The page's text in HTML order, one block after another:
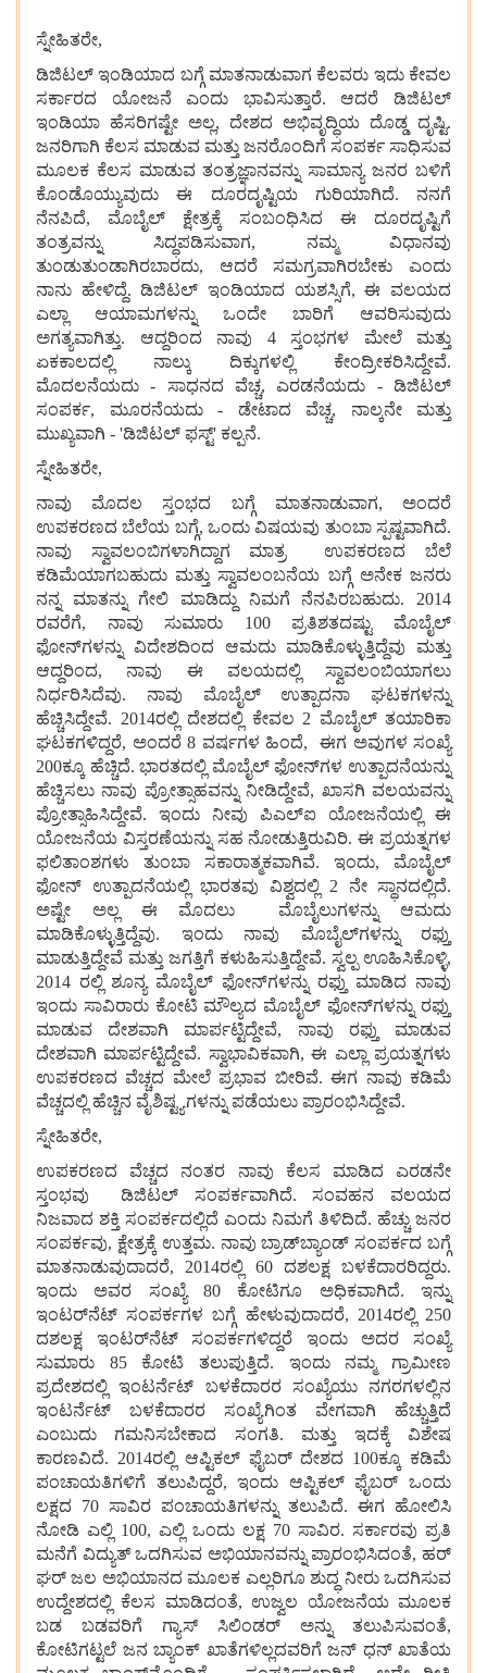
ಸ್ನೇಹಿತರೇ,
ಡಿಜಿಟಲ್ ಇಂಡಿಯಾದ ಬಗ್ಗೆ ಮಾತನಾಡುವಾಗ ಕೆಲವರು ಇದು ಕೇವಲ
ಸರ್ಕಾರದ ಯೋಜನೆ ಎಂದು ಭಾವಿಸುತ್ತಾರೆ. ಆದರೆ ಡಿಜಿಟಲ್
ಇಂಡಿಯಾ ಹೆಸರಿಗಷ್ಟೇ ಅಲ್ಲ, ದೇಶದ ಅಭಿವೃದ್ಧಿಯ ದೊಡ್ಡ ದೃಷ್ಟಿ.
ಜನರಿಗಾಗಿ ಕೆಲಸ ಮಾಡುವ ಮತ್ತು ಜನರೊಂದಿಗೆ ಸಂಪರ್ಕ ಸಾಧಿಸುವ
ಮೂಲಕ ಕೆಲಸ ಮಾಡುವ ತಂತ್ರಜ್ಞಾನವನ್ನು ಸಾಮಾನ್ಯ ಜನರ ಬಳಿಗೆ
ಕೊಂಡೊಯ್ಯುವುದು ಈ ದೂರದೃಷ್ಟಿಯ ಗುರಿಯಾಗಿದೆ. ನನಗೆ
ನೆನಪಿದೆ, ಮೊಬೈಲ್ ಕ್ಷೇತ್ರಕ್ಕೆ ಸಂಬಂಧಿಸಿದ ಈ ದೂರದೃಷ್ಟಿಗೆ
ತಂತ್ರವನ್ನು ಸಿದ್ಧಪಡಿಸುವಾಗ, ನಮ್ಮ ವಿಧಾನವು
ತುಂಡುತುಂಡಾಗಿರಬಾರದು, ಆದರೆ ಸಮಗ್ರವಾಗಿರಬೇಕು ಎಂದು
ನಾನು ಹೇಳಿದ್ದೆ. ಡಿಜಿಟಲ್ ಇಂಡಿಯಾದ ಯಶಸ್ಸಿಗೆ, ಈ ವಲಯದ
ಎಲ್ಲಾ ಆಯಾಮಗಳನ್ನು ಒಂದೇ ಬಾರಿಗೆ ಆವರಿಸುವುದು
ಅಗತ್ಯವಾಗಿತ್ತು. ಆದ್ದರಿಂದ ನಾವು 4 ಸ್ತಂಭಗಳ ಮೇಲೆ ಮತ್ತು
ಏಕಕಾಲದಲ್ಲಿ ನಾಲ್ಕು ದಿಕ್ಕುಗಳಲ್ಲಿ ಕೇಂದ್ರೀಕರಿಸಿದ್ದೇವೆ.
ಮೊದಲನೆಯದು - ಸಾಧನದ ವೆಚ್ಚ, ಎರಡನೆಯದು - ಡಿಜಿಟಲ್
ಸಂಪರ್ಕ, ಮೂರನೆಯದು - ಡೇಟಾದ ವೆಚ್ಚ, ನಾಲ್ಕನೇ ಮತ್ತು
ಮುಖ್ಯವಾಗಿ - 'ಡಿಜಿಟಲ್ ಫಸ್ಟ್' ಕಲ್ಪನೆ.
ಸ್ನೇಹಿತರೇ,
ನಾವು ಮೊದಲ ಸ್ತಂಭದ ಬಗ್ಗೆ ಮಾತನಾಡುವಾಗ, ಅಂದರೆ
ಉಪಕರಣದ ಬೆಲೆಯ ಬಗ್ಗೆ, ಒಂದು ವಿಷಯವು ತುಂಬಾ ಸ್ಪಷ್ಟವಾಗಿದೆ.
ನಾವು ಸ್ವಾವಲಂಬಿಗಳಾಗಿದ್ದಾಗ ಮಾತ್ರ ಉಪಕರಣದ ಬೆಲೆ
ಕಡಿಮೆಯಾಗಬಹುದು ಮತ್ತು ಸ್ವಾವಲಂಬನೆಯ ಬಗ್ಗೆ ಅನೇಕ ಜನರು
ನನ್ನ ಮಾತನ್ನು ಗೇಲಿ ಮಾಡಿದ್ದು ನಿಮಗೆ ನೆನಪಿರಬಹುದು. 2014
ರವರೆಗೆ, ನಾವು ಸುಮಾರು 100 ಪ್ರತಿಶತದಷ್ಟು ಮೊಬೈಲ್
ಫೋನ್‌ಗಳನ್ನು ವಿದೇಶದಿಂದ ಆಮದು ಮಾಡಿಕೊಳ್ಳುತ್ತಿದ್ದೆವು ಮತ್ತು
ಆದ್ದರಿಂದ, ನಾವು ಈ ವಲಯದಲ್ಲಿ ಸ್ವಾವಲಂಬಿಯಾಗಲು
ನಿರ್ಧರಿಸಿದೆವು. ನಾವು ಮೊಬೈಲ್ ಉತ್ಪಾದನಾ ಘಟಕಗಳನ್ನು
ಹೆಚ್ಚಿಸಿದ್ದೇವೆ. 2014ರಲ್ಲಿ ದೇಶದಲ್ಲಿ ಕೇವಲ 2 ಮೊಬೈಲ್ ತಯಾರಿಕಾ
ಘಟಕಗಳಿದ್ದರೆ, ಅಂದರೆ 8 ವರ್ಷಗಳ ಹಿಂದೆ, ಈಗ ಅವುಗಳ ಸಂಖ್ಯೆ
200ಕ್ಕೂ ಹೆಚ್ಚಿದೆ. ಭಾರತದಲ್ಲಿ ಮೊಬೈಲ್ ಫೋನ್‌ಗಳ ಉತ್ಪಾದನೆಯನ್ನು
ಹೆಚ್ಚಿಸಲು ನಾವು ಪ್ರೋತ್ಸಾಹವನ್ನು ನೀಡಿದ್ದೇವೆ, ಖಾಸಗಿ ವಲಯವನ್ನು
ಪ್ರೋತ್ಸಾಹಿಸಿದ್ದೇವೆ. ಇಂದು ನೀವು ಪಿಎಲ್‍ಐ ಯೋಜನೆಯಲ್ಲಿ ಈ
ಯೋಜನೆಯ ವಿಸ್ತರಣೆಯನ್ನು ಸಹ ನೋಡುತ್ತಿರುವಿರಿ. ಈ ಪ್ರಯತ್ನಗಳ
ಫಲಿತಾಂಶಗಳು ತುಂಬಾ ಸಕಾರಾತ್ಮಕವಾಗಿವೆ. ಇಂದು, ಮೊಬೈಲ್
ಫೋನ್ ಉತ್ಪಾದನೆಯಲ್ಲಿ ಭಾರತವು ವಿಶ್ವದಲ್ಲಿ 2 ನೇ ಸ್ಥಾನದಲ್ಲಿದೆ.
ಅಷ್ಟೇ ಅಲ್ಲ ಈ ಮೊದಲು ಮೊಬೈಲುಗಳನ್ನು ಆಮದು
ಮಾಡಿಕೊಳ್ಳುತ್ತಿದ್ದೆವು. ಇಂದು ನಾವು ಮೊಬೈಲ್‌ಗಳನ್ನು ರಫ್ತು
ಮಾಡುತ್ತಿದ್ದೇವೆ ಮತ್ತು ಜಗತ್ತಿಗೆ ಕಳುಹಿಸುತ್ತಿದ್ದೇವೆ. ಸ್ವಲ್ಪ ಊಹಿಸಿಕೊಳ್ಳಿ,
2014 ರಲ್ಲಿ ಶೂನ್ಯ ಮೊಬೈಲ್ ಫೋನ್‌ಗಳನ್ನು ರಫ್ತು ಮಾಡಿದ ನಾವು
ಇಂದು ಸಾವಿರಾರು ಕೋಟಿ ಮೌಲ್ಯದ ಮೊಬೈಲ್ ಫೋನ್‌ಗಳನ್ನು ರಫ್ತು
ಮಾಡುವ ದೇಶವಾಗಿ ಮಾರ್ಪಟ್ಟಿದ್ದೇವೆ, ನಾವು ರಫ್ತು ಮಾಡುವ
ದೇಶವಾಗಿ ಮಾರ್ಪಟ್ಟಿದ್ದೇವೆ. ಸ್ವಾಭಾವಿಕವಾಗಿ, ಈ ಎಲ್ಲಾ ಪ್ರಯತ್ನಗಳು
ಉಪಕರಣದ ವೆಚ್ಚದ ಮೇಲೆ ಪ್ರಭಾವ ಬೀರಿವೆ. ಈಗ ನಾವು ಕಡಿಮೆ
ವೆಚ್ಚದಲ್ಲಿ ಹೆಚ್ಚಿನ ವೈಶಿಷ್ಟ್ಯಗಳನ್ನು ಪಡೆಯಲು ಪ್ರಾರಂಭಿಸಿದ್ದೇವೆ.
ಸ್ನೇಹಿತರೇ,
ಉಪಕರಣದ ವೆಚ್ಚದ ನಂತರ ನಾವು ಕೆಲಸ ಮಾಡಿದ ಎರಡನೇ
ಸ್ತಂಭವು ಡಿಜಿಟಲ್ ಸಂಪರ್ಕವಾಗಿದೆ. ಸಂವಹನ ವಲಯದ
ನಿಜವಾದ ಶಕ್ತಿ ಸಂಪರ್ಕದಲ್ಲಿದೆ ಎಂದು ನಿಮಗೆ ತಿಳಿದಿದೆ. ಹೆಚ್ಚು ಜನರ
ಸಂಪರ್ಕವು, ಕ್ಷೇತ್ರಕ್ಕೆ ಉತ್ತಮ. ನಾವು ಬ್ರಾಡ್‌ಬ್ಯಾಂಡ್ ಸಂಪರ್ಕದ ಬಗ್ಗೆ
ಮಾತನಾಡುವುದಾದರೆ, 2014ರಲ್ಲಿ 60 ದಶಲಕ್ಷ ಬಳಕೆದಾರರಿದ್ದರು.
ಇಂದು ಅವರ ಸಂಖ್ಯೆ 80 ಕೋಟಿಗೂ ಅಧಿಕವಾಗಿದೆ. ಇನ್ನು
ಇಂಟರ್‌ನೆಟ್ ಸಂಪರ್ಕಗಳ ಬಗ್ಗೆ ಹೇಳುವುದಾದರೆ, 2014ರಲ್ಲಿ 250
ದಶಲಕ್ಷ ಇಂಟರ್‌ನೆಟ್ ಸಂಪರ್ಕಗಳಿದ್ದರೆ ಇಂದು ಅದರ ಸಂಖ್ಯೆ
ಸುಮಾರು 85 ಕೋಟಿ ತಲುಪುತ್ತಿದೆ. ಇಂದು ನಮ್ಮ ಗ್ರಾಮೀಣ
ಪ್ರದೇಶದಲ್ಲಿ ಇಂಟರ್ನೆಟ್ ಬಳಕೆದಾರರ ಸಂಖ್ಯೆಯು ನಗರಗಳಲ್ಲಿನ
ಇಂಟರ್ನೆಟ್ ಬಳಕೆದಾರರ ಸಂಖ್ಯೆಗಿಂತ ವೇಗವಾಗಿ ಹೆಚ್ಚುತ್ತಿದೆ
ಎಂಬುದು ಗಮನಿಸಬೇಕಾದ ಸಂಗತಿ. ಮತ್ತು ಇದಕ್ಕೆ ವಿಶೇಷ
ಕಾರಣವಿದೆ. 2014ರಲ್ಲಿ ಆಪ್ಟಿಕಲ್ ಫೈಬರ್ ದೇಶದ 100ಕ್ಕೂ ಕಡಿಮೆ
ಪಂಚಾಯತಿಗಳಿಗೆ ತಲುಪಿದ್ದರೆ, ಇಂದು ಆಪ್ಟಿಕಲ್ ಫೈಬರ್ ಒಂದು
ಲಕ್ಷದ 70 ಸಾವಿರ ಪಂಚಾಯತಿಗಳನ್ನು ತಲುಪಿದೆ. ಈಗ ಹೋಲಿಸಿ
ನೋಡಿ ಎಲ್ಲಿ 100, ಎಲ್ಲಿ ಒಂದು ಲಕ್ಷ 70 ಸಾವಿರ. ಸರ್ಕಾರವು ಪ್ರತಿ
ಮನೆಗೆ ವಿದ್ಯುತ್ ಒದಗಿಸುವ ಅಭಿಯಾನವನ್ನು ಪ್ರಾರಂಭಿಸಿದಂತೆ, ಹರ್
ಘರ್ ಜಲ ಅಭಿಯಾನದ ಮೂಲಕ ಎಲ್ಲರಿಗೂ ಶುದ್ಧ ನೀರು ಒದಗಿಸುವ
ಉದ್ದೇಶದಲ್ಲಿ ಕೆಲಸ ಮಾಡಿದಂತೆ, ಉಜ್ವಲ ಯೋಜನೆಯ ಮೂಲಕ
ಬಡ ಬಡವರಿಗೆ ಗ್ಯಾಸ್ ಸಿಲಿಂಡರ್ ಅನ್ನು ತಲುಪಿಸುವಂತೆ,
ಕೋಟಿಗಟ್ಟಲೆ ಜನ ಬ್ಯಾಂಕ್ ಖಾತೆಗಳಿಲ್ಲದವರಿಗೆ ಜನ್ ಧನ್ ಖಾತೆಯ